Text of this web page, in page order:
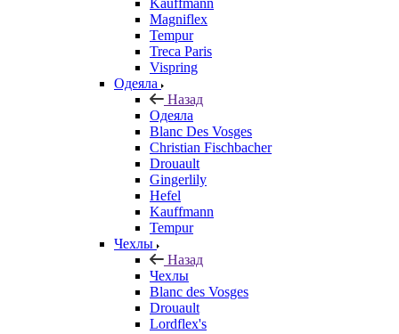
Kauffmann
Magniflex
Tempur
Treca Paris
Vispring
Одеяла
Назад
Одеяла
Blanc Des Vosges
Christian Fischbacher
Drouault
Gingerlily
Hefel
Kauffmann
Tempur
Чехлы
Назад
Чехлы
Blanc des Vosges
Drouault
Lordflex's